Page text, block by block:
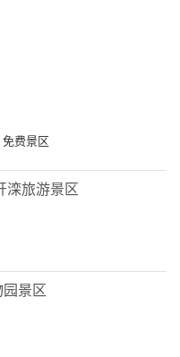
免费景区
滦旅游景区
景区